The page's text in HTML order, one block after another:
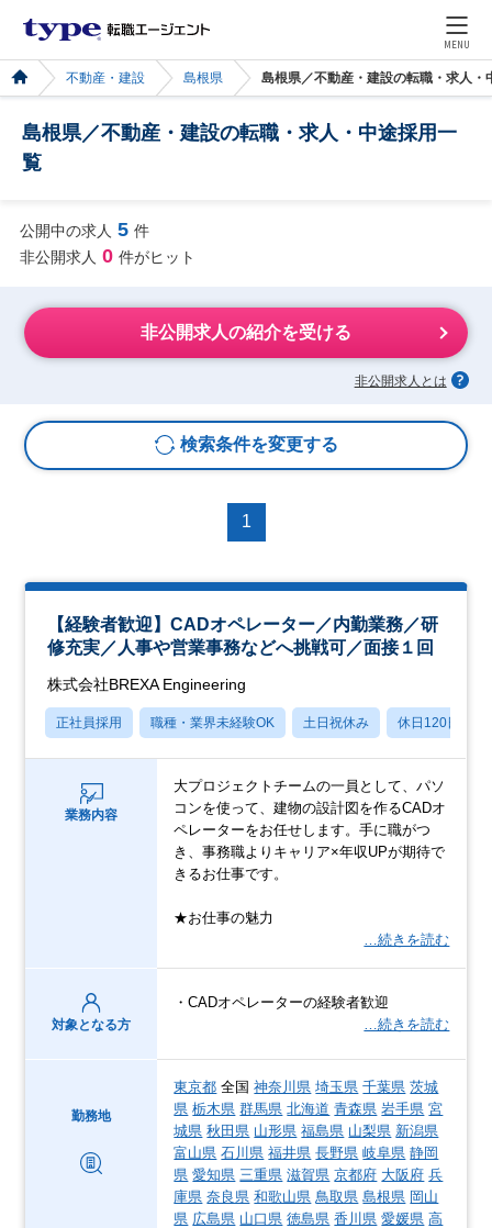
MENU
不動産・建設 島根県 島根県／不動産・建設の転職・求人・
島根県／不動産・建設の転職・求人・中途採用一
覧
公開中の求人 5 件
非公開求人 0 件がヒット
非公開求人の紹介を受ける
非公開求人とは
検索条件を変更する
1
【経験者歓迎】CADオペレーター／内勤業務／研
修充実／人事や営業事務などへ挑戦可／面接１回
株式会社BREXA Engineering
正社員採用 職種・業界未経験OK 土日祝休み 休日120日以上
業務内容
大プロジェクトチームの一員として、パソ
コンを使って、建物の設計図を作るCADオ
ペレーターをお任せします。手に職がつ
き、事務職よりキャリア×年収UPが期待で
きるお仕事です。
★お仕事の魅力
…続きを読む
対象となる方
・CADオペレーターの経験者歓迎
…続きを読む
勤務地
東京都 全国神奈川県 埼玉県 千葉県 茨城
県 栃木県 群馬県 北海道 青森県 岩手県 宮
城県 秋田県 山形県 福島県 山梨県 新潟県
富山県 石川県 福井県 長野県 岐阜県 静岡
県 愛知県 三重県 滋賀県 京都府 大阪府 兵
庫県 奈良県 和歌山県 鳥取県 島根県 岡山
県 広島県 山口県 徳島県 香川県 愛媛県 高